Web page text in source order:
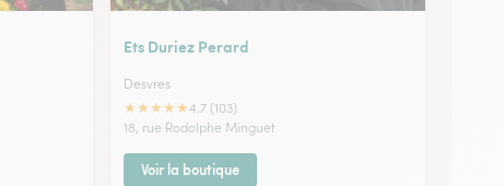
Ets Duriez Perard
Desvres
★★★★★4.7 (103)
18, rue Rodolphe Minguet
Voir la boutique